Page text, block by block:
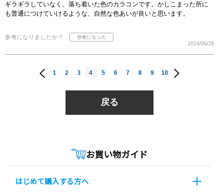
ギラギラしていなく、落ち着いた色のカラコンです。かしこまった所に
も普通につけていけるような、自然な色あいが良いと思います。
参考になりましたか？
2024/06/28
1 2 3 4 5 6 7 8 9 10
戻る
お買い物ガイド
はじめて購入する方へ